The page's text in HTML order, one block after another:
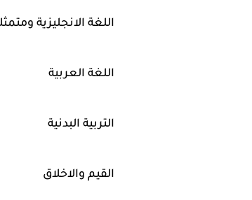
اللغة الانجليزية
اللغة العربية
التربية البدنية
القيم والاخلاق